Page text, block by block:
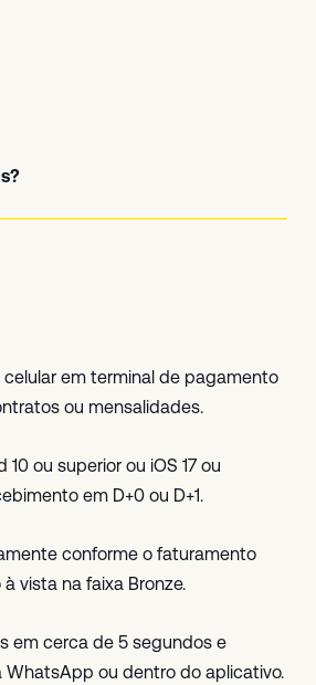
em terminal de pagamento
ou mensalidades.
ou superior ou iOS 17 ou
em D+0 ou D+1.
conforme o faturamento
vista na faixa Bronze.
em cerca de 5 segundos e
WhatsApp ou dentro do aplicativo.